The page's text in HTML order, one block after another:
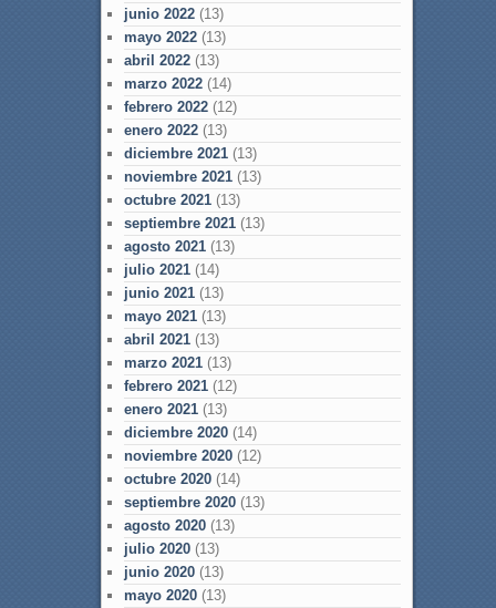
junio 2022(13)
mayo 2022(13)
abril 2022(13)
marzo 2022(14)
febrero 2022(12)
enero 2022(13)
diciembre 2021(13)
noviembre 2021(13)
octubre 2021(13)
septiembre 2021(13)
agosto 2021(13)
julio 2021(14)
junio 2021(13)
mayo 2021(13)
abril 2021(13)
marzo 2021(13)
febrero 2021(12)
enero 2021(13)
diciembre 2020(14)
noviembre 2020(12)
octubre 2020(14)
septiembre 2020(13)
agosto 2020(13)
julio 2020(13)
junio 2020(13)
mayo 2020(13)